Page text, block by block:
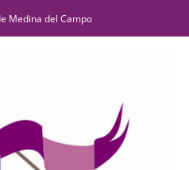
Medina del Campo